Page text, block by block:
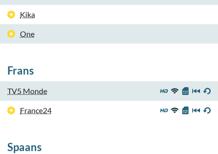
Kika
One
Frans
TV5 Monde
France24
Spaans